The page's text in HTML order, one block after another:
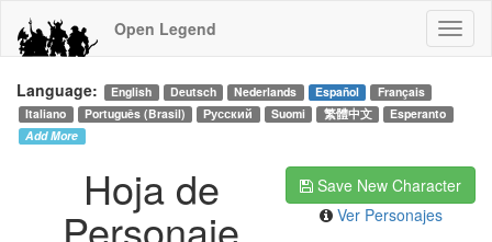
Open Legend
Language: English Deutsch Nederlands Español
Français
Italiano
Português (Brasil) Русский Suomi 繁體中文
Esperanto
Add More
Save New Character
Ver Personajes
Hoja de